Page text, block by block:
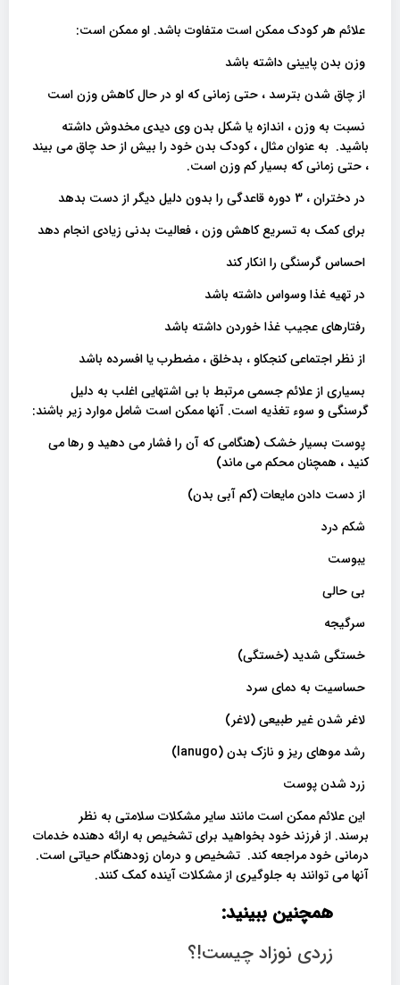
علائم هر کودک ممکن است متفاوت باشد. او ممکن است:
وزن بدن پایینی داشته باشد
از چاق شدن بترسد ، حتی زمانی که او در حال کاهش وزن است
نسبت به وزن ، اندازه یا شکل بدن وی دیدی مخدوش داشته
باشید. به عنوان مثال ، کودک بدن خود را بیش از حد چاق می بیند
، حتی زمانی که بسیار کم وزن است.
در دختران ، 3 دوره قاعدگی را بدون دلیل دیگر از دست بدهد
برای کمک به تسریع کاهش وزن ، فعالیت بدنی زیادی انجام دهد
احساس گرسنگی را انکار کند
در تهیه غذا وسواس داشته باشد
رفتارهای عجیب غذا خوردن داشته باشد
از نظر اجتماعی کنجکاو ، بدخلق ، مضطرب یا افسرده باشد
بسیاری از علائم جسمی مرتبط با بی اشتهایی اغلب به دلیل
گرسنگی و سوء تغذیه است. آنها ممکن است شامل موارد زیر باشند:
پوست بسیار خشک (هنگامی که آن را فشار می دهید و رها می
کنید ، همچنان محکم می ماند)
از دست دادن مایعات (کم آبی بدن)
شکم درد
یبوست
بی حالی
سرگیجه
خستگی شدید (خستگی)
حساسیت به دمای سرد
لاغر شدن غیر طبیعی (لاغر)
رشد موهای ریز و نازک بدن (lanugo)
زرد شدن پوست
این علائم ممکن است مانند سایر مشکلات سلامتی به نظر
برسند. از فرزند خود بخواهید برای تشخیص به ارائه دهنده خدمات
درمانی خود مراجعه کند. تشخیص و درمان زودهنگام حیاتی است.
آنها می توانند به جلوگیری از مشکلات آینده کمک کنند.
همچنین ببینید:
زردی نوزاد چیست!؟